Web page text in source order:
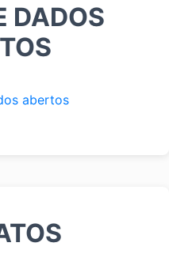
DADOS
abertos